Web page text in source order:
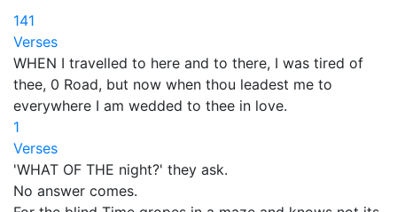
141
Verses
WHEN I travelled to here and to there, I was tired of
thee, 0 Road, but now when thou leadest me to
everywhere I am wedded to thee in love.
1
Verses
'WHAT OF THE night?' they ask.
No answer comes.